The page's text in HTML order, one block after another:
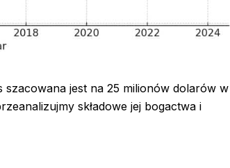
szacowana jest na 25 milionów dolarów w
składowe jej bogactwa i